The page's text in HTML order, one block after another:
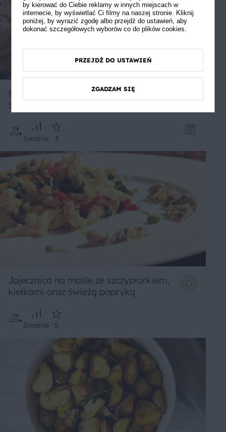
Serowo Czosnkowe Bułeczki
Sniadaniowe
Średnie 3
Jajecznica na maśle ze szczypiorkiem,
kiełkami oraz świeżą papryką
Średnie 5
by kierować do Ciebie reklamy w innych miejscach w
internecie, by wyświetlać Ci filmy na naszej stronie. Kliknij
poniżej, by wyrazić zgodę albo przejdź do ustawień, aby
dokonać szczegółowych wyborów co do plików cookies.
PRZEJDŹ DO USTAWIEŃ
ZGADZAM SIĘ